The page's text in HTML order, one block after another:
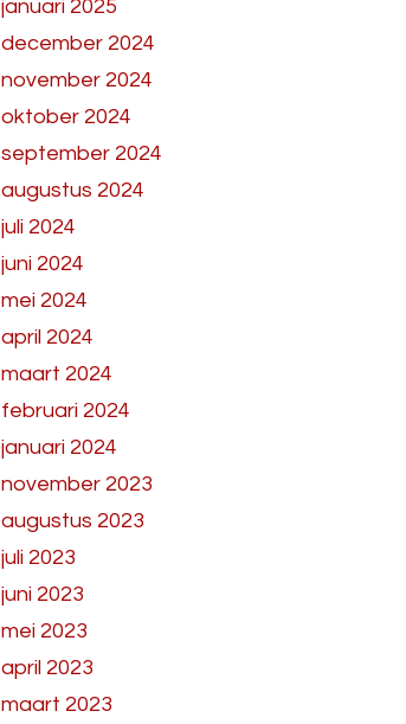
januari 2025
december 2024
november 2024
oktober 2024
september 2024
augustus 2024
juli 2024
juni 2024
mei 2024
april 2024
maart 2024
februari 2024
januari 2024
november 2023
augustus 2023
juli 2023
juni 2023
mei 2023
april 2023
maart 2023